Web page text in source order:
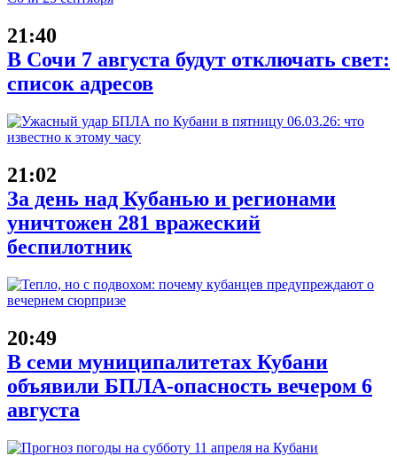
21:40
В Сочи 7 августа будут отключать свет:
список адресов
21:02
За день над Кубанью и регионами
уничтожен 281 вражеский
беспилотник
20:49
В семи муниципалитетах Кубани
объявили БПЛА-опасность вечером 6
августа